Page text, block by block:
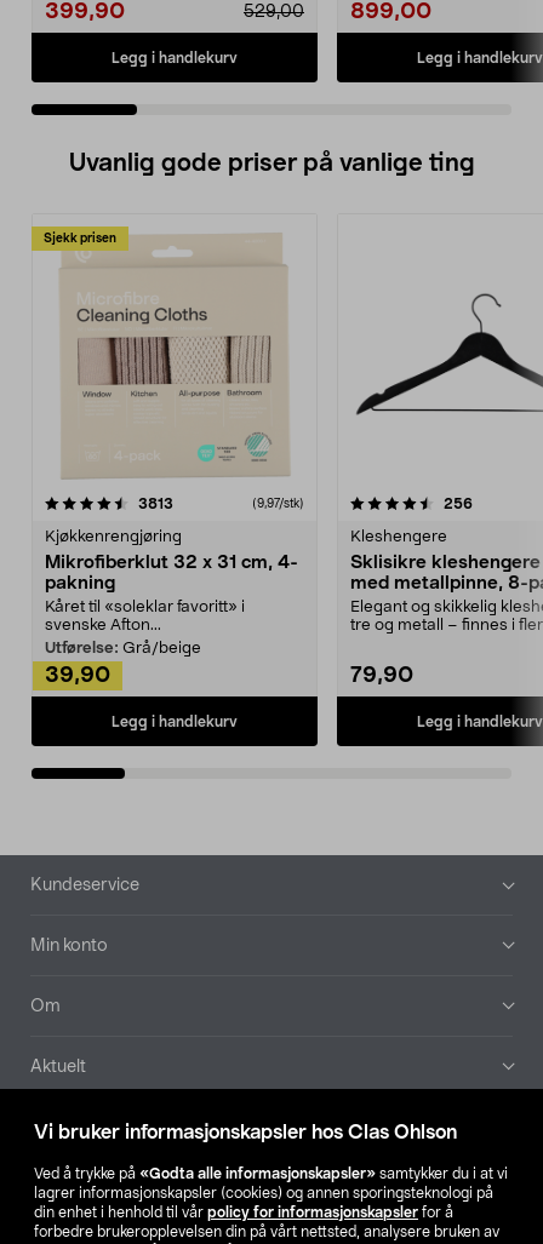
Vi bruker informasjonskapsler hos Clas Ohlson
Ved å trykke på «Godta alle informasjonskapsler» samtykker du i at vi
lagrer informasjonskapsler (cookies) og annen sporingsteknologi på
din enhet i henhold til vår policy for informasjonskapsler for å
forbedre brukeropplevelsen din på vårt nettsted, analysere bruken av
399,90 529,00
Legg i handlekurv
899,00
Legg i handlekurv
Uvanlig gode priser på vanlige ting
Sjekk prisen
3813 anmeldelser(9,97/stk)
Kjøkkenrengjøring
Mikrofiberklut 32 x 31 cm, 4-
pakning
Kåret til «soleklar favoritt» i
svenske Afton...
Utførelse: Grå/beige
39,90
Legg i handlekurv
4.5av 5 stjerner 256
Kleshengere
Sklisikre
med metallpinne, 8-
Elegant og skikkelig
tre og metall – finnes i
79,90
Legg i handlekurv
4.5av 5 stjerner
Bunntekst
Kundeservice
Min konto
Om
Aktuelt
Våre selskaper
Finn din butikk